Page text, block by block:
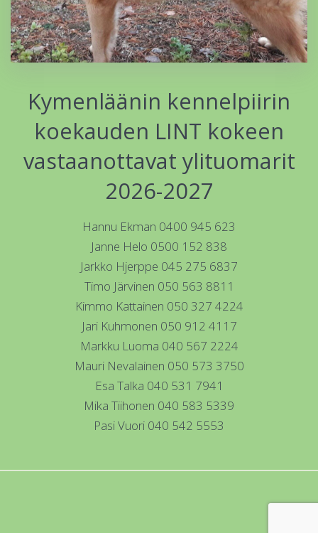
Kymenläänin kennelpiirin
koekauden LINT kokeen
vastaanottavat ylituomarit
2026-2027
Hannu Ekman 0400 945 623
Janne Helo 0500 152 838
Jarkko Hjerppe 045 275 6837
Timo Järvinen 050 563 8811
Kimmo Kattainen 050 327 4224
Jari Kuhmonen 050 912 4117
Markku Luoma 040 567 2224
Mauri Nevalainen 050 573 3750
Esa Talka 040 531 7941
Mika Tiihonen 040 583 5339
Pasi Vuori 040 542 5553